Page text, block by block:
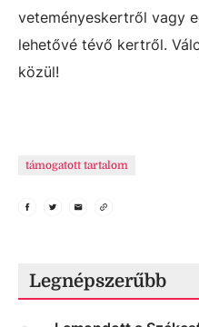
veteményeskertről vagy
lehetővé tévő kertről.
közül!
támogatott tartalom
Legnépszerűbb